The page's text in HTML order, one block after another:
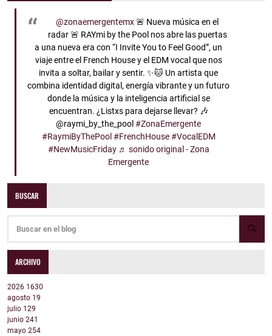
@zonaemergentemx🚨 Nueva música en el
radar 🚨 RAYmi by the Pool nos abre las puertas
a una nueva era con “I Invite You to Feel Good”, un
viaje entre el French House y el EDM vocal que nos
invita a soltar, bailar y sentir. ✨🐱 Un artista que
combina identidad digital, energía vibrante y un futuro
donde la música y la inteligencia artificial se
encuentran. ¿Listxs para dejarse llevar? 🎶
@raymi_by_the_pool#ZonaEmergente
#RaymiByThePool #FrenchHouse #VocalEDM
#NewMusicFriday ♬ sonido original - Zona
Emergente
BUSCAR
ARCHIVO
2026 1630
agosto 19
julio 129
junio 241
mayo 254